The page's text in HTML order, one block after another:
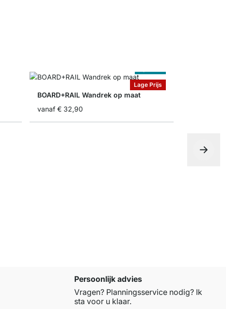
Lage Prijs
BOARD+RAIL Wandrek op maat
vanaf € 32,90
Persoonlijk advies
Vragen? Planningsservice nodig? Ik
sta voor u klaar.